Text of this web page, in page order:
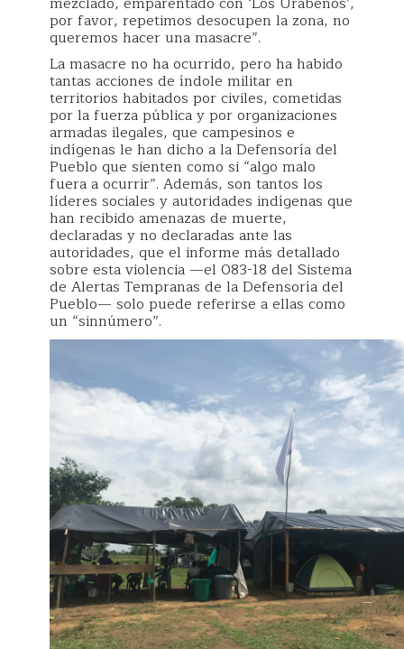
por favor, repetimos desocupen la zona, no
queremos hacer una masacre”.
La masacre no ha ocurrido, pero ha habido
tantas acciones de índole militar en
territorios habitados por civiles, cometidas
por la fuerza pública y por organizaciones
armadas ilegales, que campesinos e
indígenas le han dicho a la Defensoría del
Pueblo que sienten como si “algo malo
fuera a ocurrir”. Además, son tantos los
líderes sociales y autoridades indígenas que
han recibido amenazas de muerte,
declaradas y no declaradas ante las
autoridades, que el informe más detallado
sobre esta violencia —el 083-18 del Sistema
de Alertas Tempranas de la Defensoría del
Pueblo— solo puede referirse a ellas como
un “sinnúmero”.